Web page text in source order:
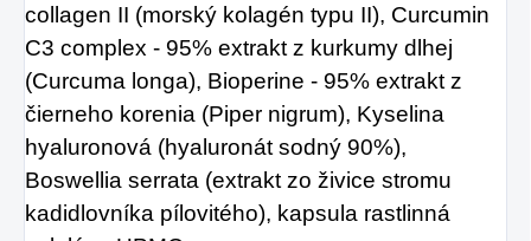
collagen II (morský kolagén typu II), Curcumin
C3 complex - 95% extrakt z kurkumy dlhej
(Curcuma longa), Bioperine - 95% extrakt z
čierneho korenia (Piper nigrum), Kyselina
hyaluronová (hyaluronát sodný 90%),
Boswellia serrata (extrakt zo živice stromu
kadidlovníka pílovitého), kapsula rastlinná